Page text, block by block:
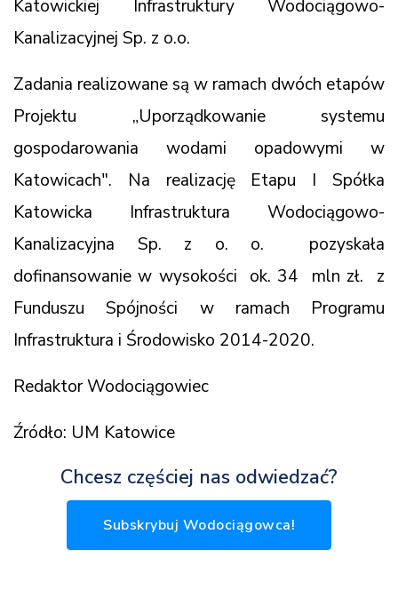
Katowickiej Infrastruktury Wodociągowo-
Kanalizacyjnej Sp. z o.o.
Zadania realizowane są w ramach dwóch etapów
Projektu „Uporządkowanie systemu
gospodarowania wodami opadowymi w
Katowicach". Na realizację Etapu I Spółka
Katowicka Infrastruktura Wodociągowo-
Kanalizacyjna Sp. z o. o. pozyskała
dofinansowanie w wysokości ok. 34 mln zł. z
Funduszu Spójności w ramach Programu
Infrastruktura i Środowisko 2014-2020.
Redaktor Wodociągowiec
Źródło: UM Katowice
Chcesz częściej nas odwiedzać?
Subskrybuj Wodociągowca!